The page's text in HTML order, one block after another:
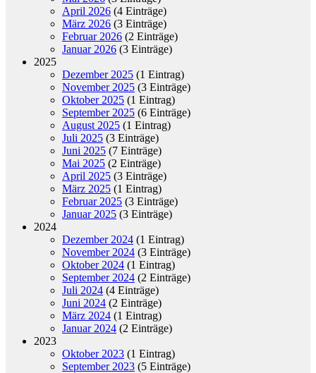
April 2026 (4 Einträge)
März 2026 (3 Einträge)
Februar 2026 (2 Einträge)
Januar 2026 (3 Einträge)
2025
Dezember 2025 (1 Eintrag)
November 2025 (3 Einträge)
Oktober 2025 (1 Eintrag)
September 2025 (6 Einträge)
August 2025 (1 Eintrag)
Juli 2025 (3 Einträge)
Juni 2025 (7 Einträge)
Mai 2025 (2 Einträge)
April 2025 (3 Einträge)
März 2025 (1 Eintrag)
Februar 2025 (3 Einträge)
Januar 2025 (3 Einträge)
2024
Dezember 2024 (1 Eintrag)
November 2024 (3 Einträge)
Oktober 2024 (1 Eintrag)
September 2024 (2 Einträge)
Juli 2024 (4 Einträge)
Juni 2024 (2 Einträge)
März 2024 (1 Eintrag)
Januar 2024 (2 Einträge)
2023
Oktober 2023 (1 Eintrag)
September 2023 (5 Einträge)